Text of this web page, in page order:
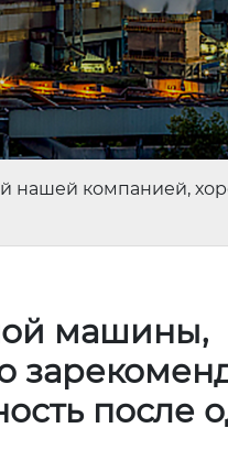
компанией,
машины,
после